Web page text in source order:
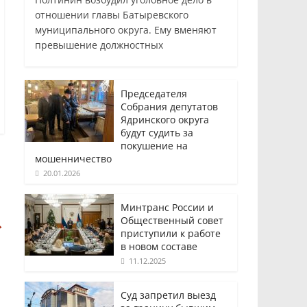
отношении главы Батыревского
муниципального округа. Ему вменяют
превышение должностных
Председателя
Собрания депутатов
Ядринского округа
будут судить за
покушение на
мошенничество
20.01.2026
Минтранс России и
Общественный совет
приступили к работе
в новом составе
11.12.2025
Суд запретил выезд